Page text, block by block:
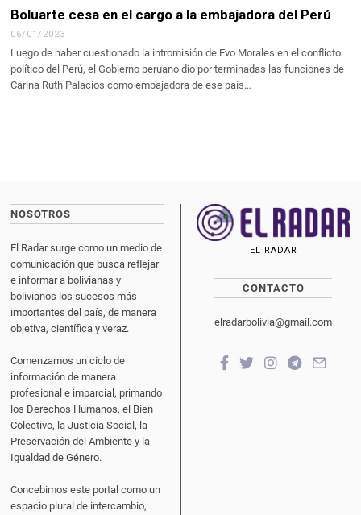
Boluarte cesa en el cargo a la embajadora del Perú
06/01/2023
Luego de haber cuestionado la intromisión de Evo Morales en el conflicto
político del Perú, el Gobierno peruano dio por terminadas las funciones de
Carina Ruth Palacios como embajadora de ese país…
NOSOTROS
El Radar surge como un medio de
comunicación que busca reflejar
e informar a bolivianas y
bolivianos los sucesos más
importantes del país, de manera
objetiva, científica y veraz.
Comenzamos un ciclo de
información de manera
profesional e imparcial, primando
los Derechos Humanos, el Bien
Colectivo, la Justicia Social, la
Preservación del Ambiente y la
Igualdad de Género.
Concebimos este portal como un
espacio plural de intercambio,
EL RADAR
CONTACTO
elradarbolivia@gmail.com